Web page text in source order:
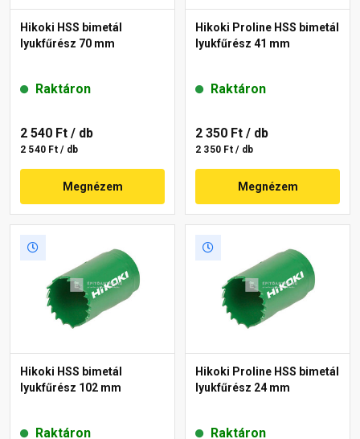
Hikoki HSS bimetál
lyukfűrész 70 mm
Raktáron
2 540 Ft / db
2 540 Ft / db
Megnézem
Hikoki Proline HSS bimetál
lyukfűrész 41 mm
Raktáron
2 350 Ft / db
2 350 Ft / db
Megnézem
Hikoki HSS bimetál
lyukfűrész 102 mm
Raktáron
Hikoki Proline HSS bimetál
lyukfűrész 24 mm
Raktáron